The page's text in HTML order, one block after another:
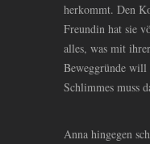
herkommt. Den
Freundin hat sie
alles, was mit
Beweggründe will
Schlimmes muss
Anna hingegen